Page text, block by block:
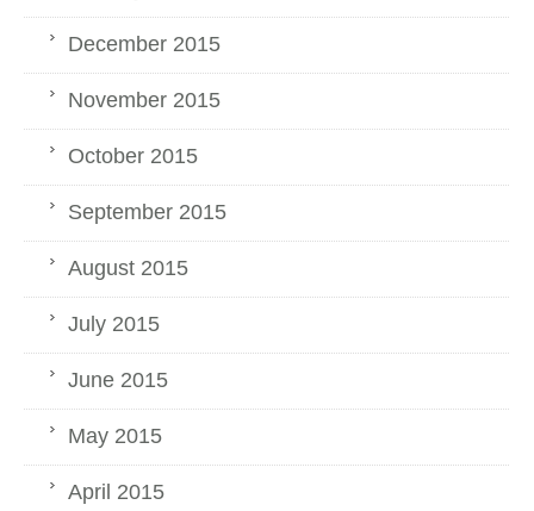
December 2015
November 2015
October 2015
September 2015
August 2015
July 2015
June 2015
May 2015
April 2015